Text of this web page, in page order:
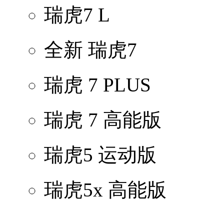
瑞虎7 L
全新 瑞虎7
瑞虎 7 PLUS
瑞虎 7 高能版
瑞虎5 运动版
瑞虎5x 高能版